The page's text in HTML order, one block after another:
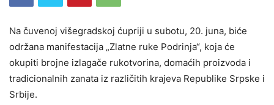
Na čuvenoj višegradskoj ćupriji u subotu, 20. juna, biće
održana manifestacija „Zlatne ruke Podrinja“, koja će
okupiti brojne izlagače rukotvorina, domaćih proizvoda i
tradicionalnih zanata iz različitih krajeva Republike Srpske i
Srbije.